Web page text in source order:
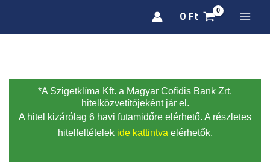
0 Ft
*A Szigetklíma Kft. a Magyar Cofidis Bank Zrt.
hitelközvetítőjeként jár el.
A hitel kizárólag 6 havi futamidőre elérhető. A részletes
hitelfeltételek ide kattintva elérhetők.